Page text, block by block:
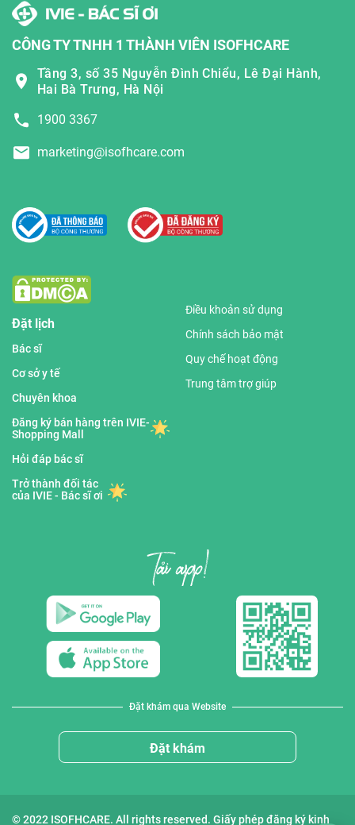
CÔNG TY TNHH 1 THÀNH VIÊN ISOFHCARE
Tầng 3, số 35 Nguyễn Đình Chiểu, Lê Đại Hành,
Hai Bà Trưng, Hà Nội
1900 3367
marketing@isofhcare.com
Đặt lịch
Bác sĩ
Cơ sở y tế
Chuyên khoa
Đăng ký bán hàng trên IVIE-
Shopping Mall
Hỏi đáp bác sĩ
Trở thành đối tác
của IVIE - Bác sĩ ơi
Điều khoản sử dụng
Chính sách bảo mật
Quy chế hoạt động
Trung tâm trợ giúp
Đặt khám qua Website
Đặt khám
© 2022 ISOFHCARE. All rights reserved. Giấy phép đăng ký kinh